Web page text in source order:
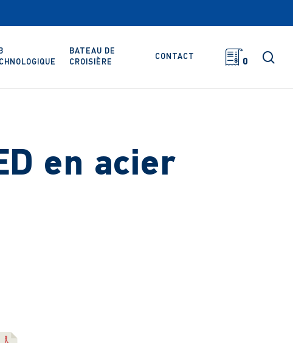
BATEAU DE
CROISIÈRE
CONTACT
0
en acier